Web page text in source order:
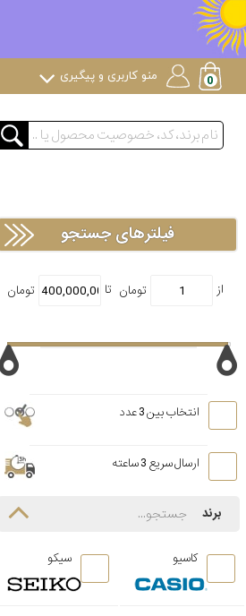
منو کاربری و پیگیری
فیلترهای جستجو
انتخاب بین 3 عدد
ارسال سریع 3 ساعته
برند
کاسیو سیکو